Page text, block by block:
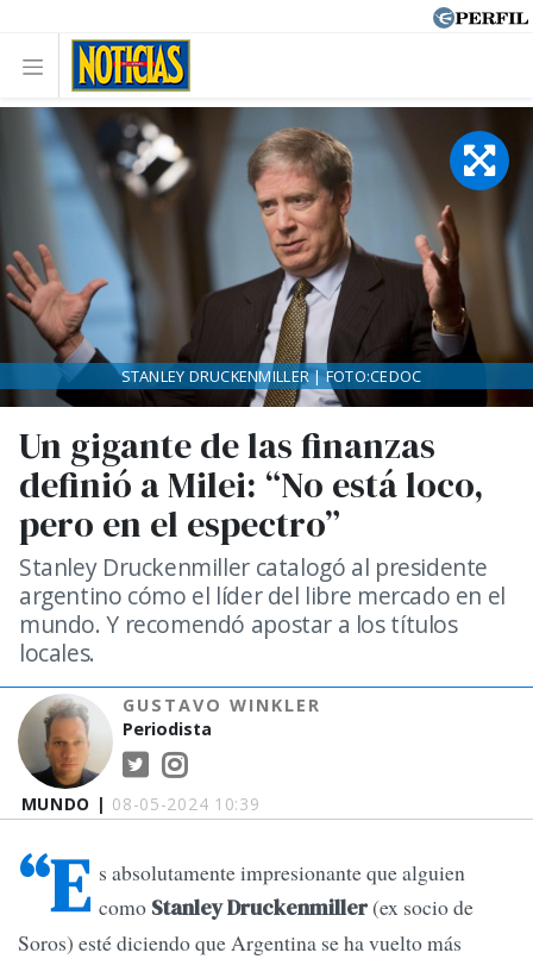
MUNDO | 08-05-2024 10:39
Un gigante de las finanzas
definió a Milei: “No está loco,
pero en el espectro”
Stanley Druckenmiller catalogó al presidente
argentino cómo el líder del libre mercado en el
mundo. Y recomendó apostar a los títulos
locales.
GUSTAVO WINKLER
Periodista
STANLEY DRUCKENMILLER | FOTO:CEDOC
“E s absolutamente impresionante que alguien
como Stanley Druckenmiller(ex socio de
Soros) esté diciendo que Argentina se ha vuelto más